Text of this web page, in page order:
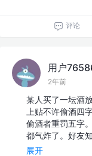
评论
用户
2年前
某人买了一坛酒
上贴不许偷酒四
偷酒者重罚五字
都气炸了。好友
展开